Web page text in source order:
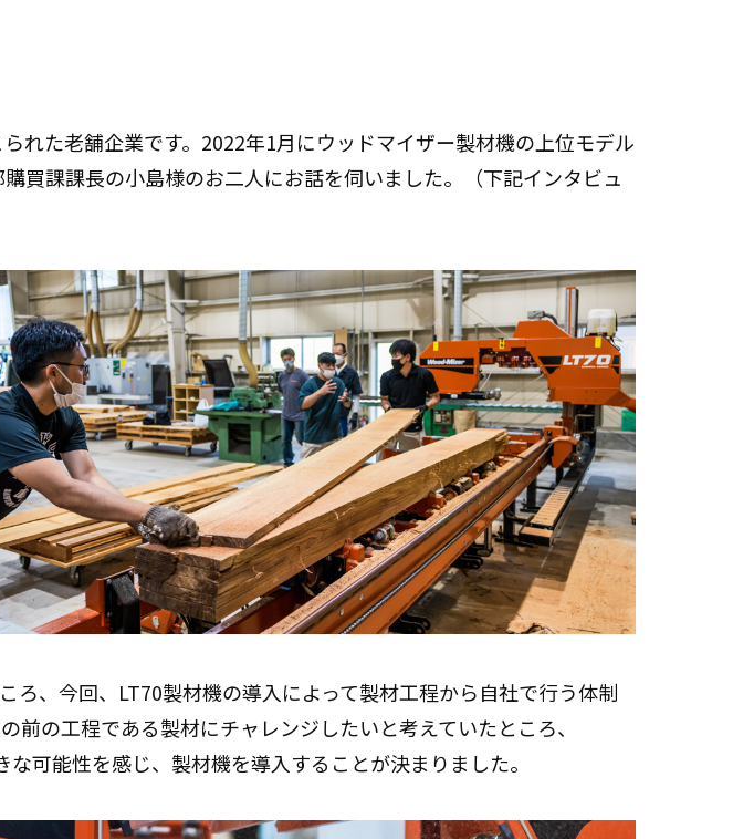
れた老舗企業です。2022年1月にウッドマイザー製材機の上位モデル
買課課長の小島様のお二人にお話を伺いました。（下記インタビュ
、今回、LT70製材機の導入によって製材工程から自社で行う体制
の工程である製材にチャレンジしたいと考えていたところ、
可能性を感じ、製材機を導入することが決まりました。